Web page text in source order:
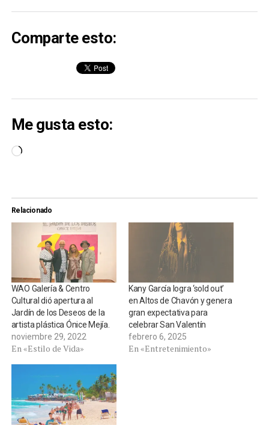
Comparte esto:
Me gusta esto:
Cargando...
Relacionado
WAO Galería & Centro
Cultural dió apertura al
Jardín de los Deseos de la
artista plástica Ónice Mejía.
noviembre 29, 2022
En «Estilo de Vida»
Kany García logra ‘sold out’
en Altos de Chavón y genera
gran expectativa para
celebrar San Valentín
febrero 6, 2025
En «Entretenimiento»